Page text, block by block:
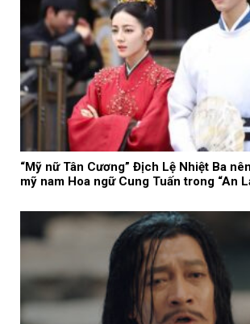
“Mỹ nữ Tân Cương” Địch Lệ Nhiệt Ba
mỹ nam Hoa ngữ Cung Tuấn trong “An